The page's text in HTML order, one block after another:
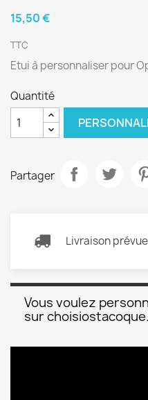
15,50 €
TTC
Etui à personnaliser pour
Quantité
Partager
Livraison
Vous voulez
sur